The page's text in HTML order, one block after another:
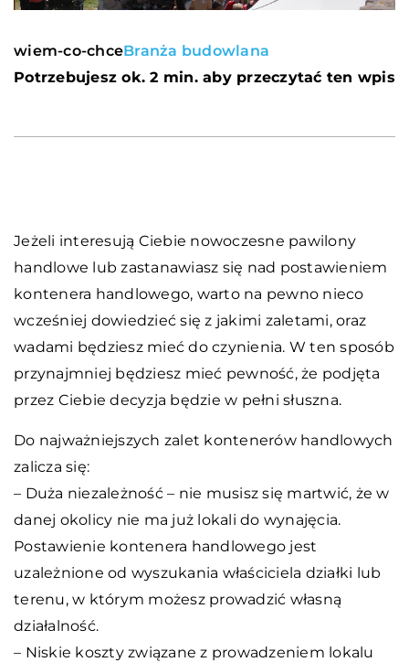
wiem-co-chceBranża budowlana
Potrzebujesz ok. 2 min. aby przeczytać ten wpis
Jeżeli interesują Ciebie nowoczesne pawilony
handlowe lub zastanawiasz się nad postawieniem
kontenera handlowego, warto na pewno nieco
wcześniej dowiedzieć się z jakimi zaletami, oraz
wadami będziesz mieć do czynienia. W ten sposób
przynajmniej będziesz mieć pewność, że podjęta
przez Ciebie decyzja będzie w pełni słuszna.
Do najważniejszych zalet kontenerów handlowych
zalicza się:
– Duża niezależność – nie musisz się martwić, że w
danej okolicy nie ma już lokali do wynajęcia.
Postawienie kontenera handlowego jest
uzależnione od wyszukania właściciela działki lub
terenu, w którym możesz prowadzić własną
działalność.
– Niskie koszty związane z prowadzeniem lokalu